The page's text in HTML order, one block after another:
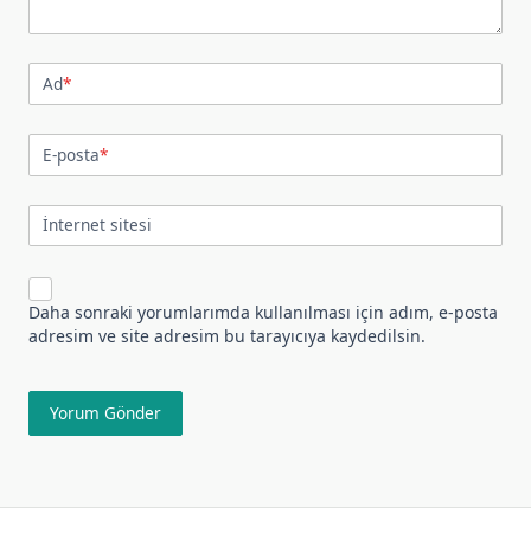
Ad*
E-posta*
İnternet sitesi
Daha sonraki yorumlarımda kullanılması için adım, e-posta
adresim ve site adresim bu tarayıcıya kaydedilsin.